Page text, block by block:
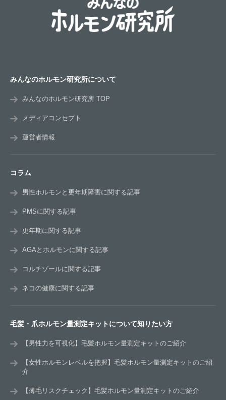
みんなのホルモン研究所について
みんなのホルモン研究所 TOP
メディアコンセプト
運営者情報
コラム
男性ホルモンと更年期障害に関する記事
PMSに関する記事
更年期に関する記事
AGAとホルモンに関する記事
コルチゾールに関する記事
ネコの健康に関する記事
毛髪・爪ホルモン量測定キットについて知りたい方
【男性力を可視化】毛髪ホルモン量測定キットのご紹介
【女性ホルモンレベルを把握】毛髪ホルモン量測定キットのご紹
介
【薄毛リスクチェック】毛髪ホルモン量測定キットのご紹介